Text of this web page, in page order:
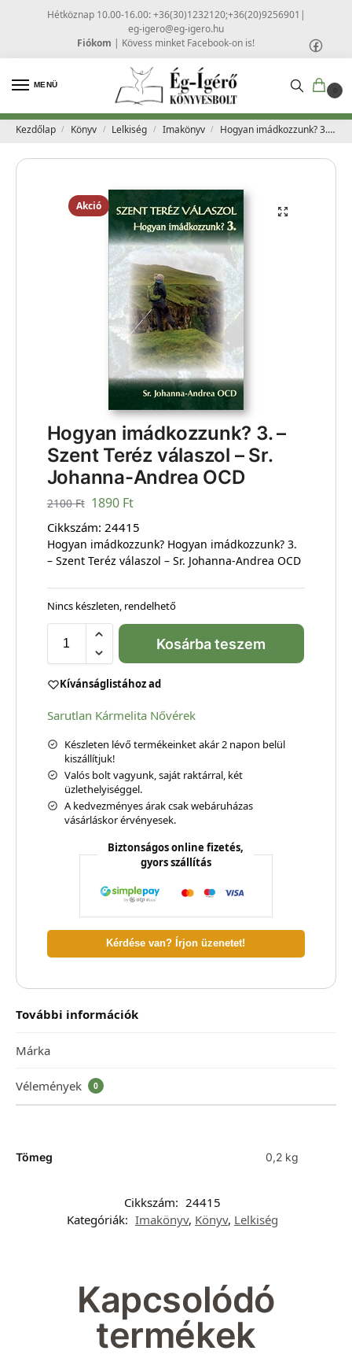
Hétköznap 10.00-16.00: +36(30)1232120;+36(20)9256901 |
eg-igero@eg-igero.hu
Fiókom | Kövess minket Facebook-on is!
MENÜ
0
Kezdőlap / Könyv / Lelkiség / Imakönyv / Hogyan imádkozzunk? 3. – Szent Teréz válaszol – Sr. Johanna-Andrea OCD
Akció
Hogyan imádkozzunk? 3. –
Szent Teréz válaszol – Sr.
Johanna-Andrea OCD
2100Ft 1890 Ft
Cikkszám: 24415
Hogyan imádkozzunk? Hogyan imádkozzunk? 3.
– Szent Teréz válaszol – Sr. Johanna-Andrea OCD
Nincs készleten, rendelhető
Kosárba teszem
Kívánságlistához ad
Sarutlan Kármelita Nővérek
Készleten lévő termékeinket akár 2 napon belül
kiszállítjuk!
Valós bolt vagyunk, saját raktárral, két
üzlethelyiséggel.
A kedvezményes árak csak webáruházas
vásárláskor érvényesek.
Biztonságos online fizetés,
gyors szállítás
Kérdése van? Írjon üzenetet!
További információk
Márka
Vélemények 0
Tömeg 0,2 kg
Cikkszám: 24415
Kategóriák: Imakönyv, Könyv, Lelkiség
Kapcsolódó
termékek